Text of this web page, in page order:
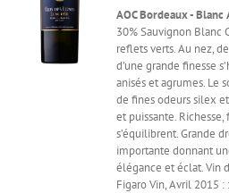
AOC Bordeaux - Blanc
30% Sauvignon Blanc
reflets verts. Au nez,
d’une grande finesse
anisés et agrumes. Le
de fines odeurs silex
et puissante.
s’équilibrent. Grande
importante donnant
élégance et éclat. Vin
Figaro Vin, Avril 2015